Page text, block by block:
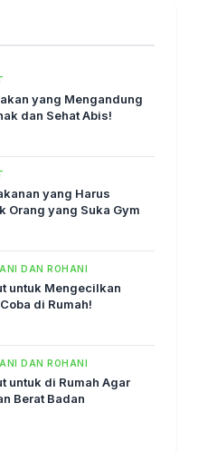
yang Mengandung
dan Sehat Abis!
yang Harus
Orang yang Suka Gym
DAN ROHANI
untuk Mengecilkan
di Rumah!
DAN ROHANI
untuk di Rumah Agar
Berat Badan